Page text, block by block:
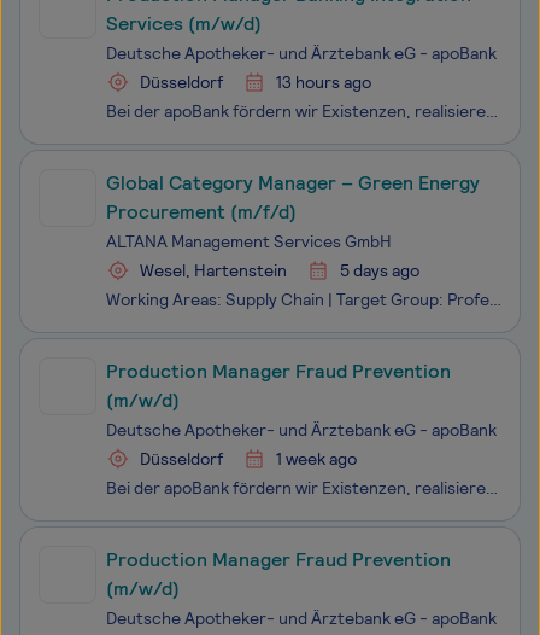
Services (m/w/d)
Deutsche Apotheker- und Ärztebank eG - apoBank
Düsseldorf
13 hours ago
Bei der apoBank fördern wir Existenzen, realisieren zukunftsweisende Projekte und sind ein starker und zuverlässiger Partner für den deutschen Gesundheitsmarkt. Wir sind die größte Bank für alle akademischen Heilberuflerinnen und Heilberufler in Deutschland.Meistere mit uns die spannenden Herausford
Global Category Manager – Green Energy
Procurement (m/f/d)
ALTANA Management Services GmbH
Wesel, Hartenstein
5 days ago
Working Areas: Supply Chain | Target Group: Professionals | Employment Type: Regular Employment | Legal Entity: ALTANA Management Services GmbH | Location(s): Wesel, Hartenstein, Germany | Job Number: 513 ALTANA is a group of companies with four business divisions—BYK, ECKART, ELANTAS, and ACTEGA—e
Production Manager Fraud Prevention
(m/w/d)
Deutsche Apotheker- und Ärztebank eG - apoBank
Düsseldorf
1 week ago
Bei der apoBank fördern wir Existenzen, realisieren zukunftsweisende Projekte und sind ein starker und zuverlässiger Partner für den deutschen Gesundheitsmarkt. Wir sind die größte Bank für alle akademischen Heilberuflerinnen und Heilberufler in Deutschland. Meistere mit uns die spannenden Herausf
Production Manager Fraud Prevention
(m/w/d)
Deutsche Apotheker- und Ärztebank eG - apoBank